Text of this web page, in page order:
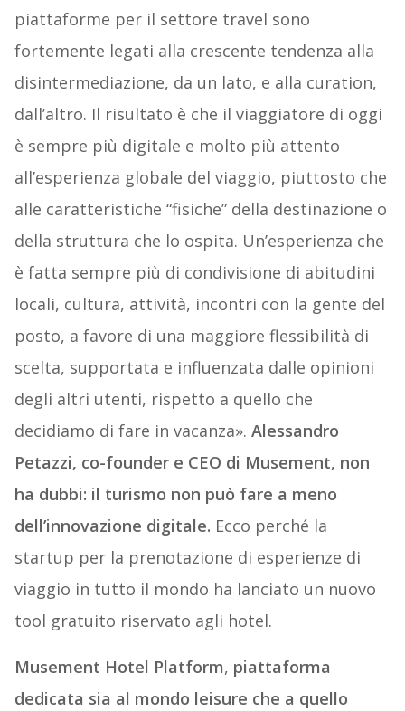
piattaforme per il settore travel sono
fortemente legati alla crescente tendenza alla
disintermediazione, da un lato, e alla curation,
dall’altro. Il risultato è che il viaggiatore di oggi
è sempre più digitale e molto più attento
all’esperienza globale del viaggio, piuttosto che
alle caratteristiche “fisiche” della destinazione o
della struttura che lo ospita. Un’esperienza che
è fatta sempre più di condivisione di abitudini
locali, cultura, attività, incontri con la gente del
posto, a favore di una maggiore flessibilità di
scelta, supportata e influenzata dalle opinioni
degli altri utenti, rispetto a quello che
decidiamo di fare in vacanza». Alessandro
Petazzi, co-founder e CEO di Musement, non
ha dubbi: il turismo non può fare a meno
dell’innovazione digitale. Ecco perché la
startup per la prenotazione di esperienze di
viaggio in tutto il mondo ha lanciato un nuovo
tool gratuito riservato agli hotel.
Musement Hotel Platform, piattaforma
dedicata sia al mondo leisure che a quello